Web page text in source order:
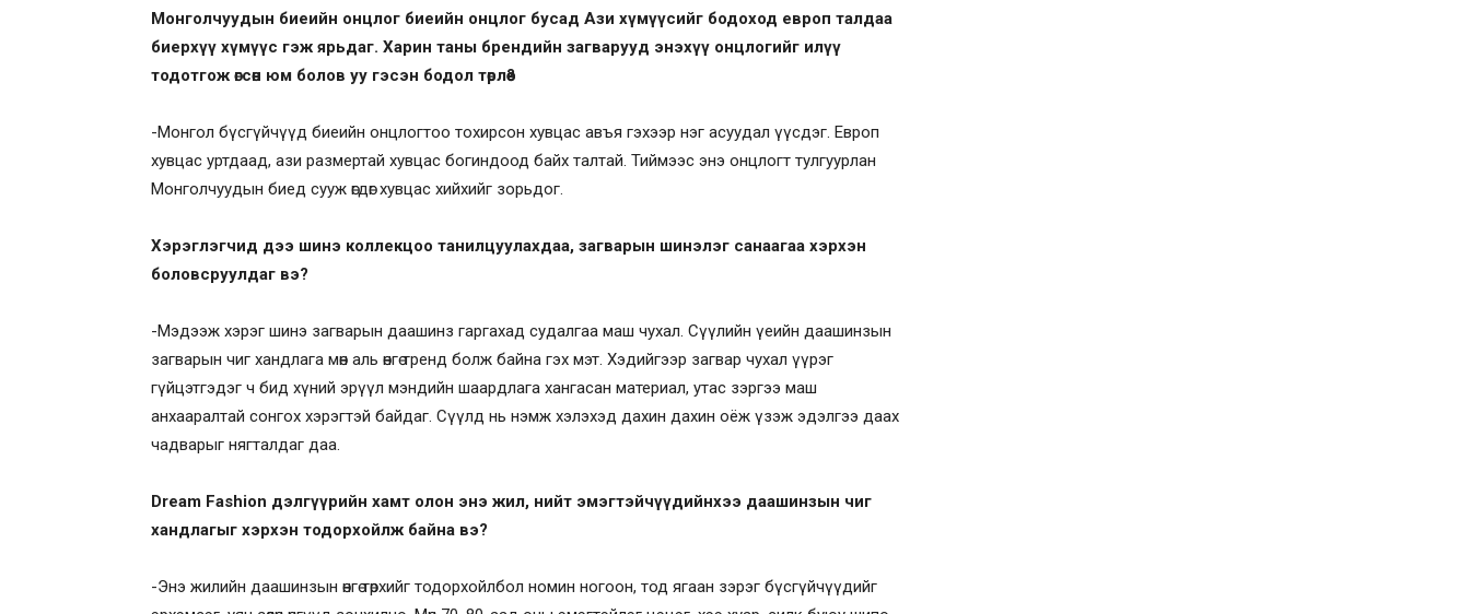
Монголчуудын биеийн онцлог биеийн онцлог бусад Ази хүмүүсийг бодоход европ талдаа
биерхүү хүмүүс гэж ярьдаг. Харин таны брендийн загварууд энэхүү онцлогийг илүү
тодотгож өгсөн юм болов уу гэсэн бодол төрлөө?
-Монгол бүсгүйчүүд биеийн онцлогтоо тохирсон хувцас авъя гэхээр нэг асуудал үүсдэг. Европ
хувцас уртдаад, ази размертай хувцас богиндоод байх талтай. Тиймээс энэ онцлогт тулгуурлан
Монголчуудын биед сууж өгдөг хувцас хийхийг зорьдог.
Хэрэглэгчид дээ шинэ коллекцоо танилцуулахдаа, загварын шинэлэг санаагаа хэрхэн
боловсруулдаг вэ?
-Мэдээж хэрэг шинэ загварын даашинз гаргахад судалгаа маш чухал. Сүүлийн үеийн даашинзын
загварын чиг хандлага мөн аль өнгө тренд болж байна гэх мэт. Хэдийгээр загвар чухал үүрэг
гүйцэтгэдэг ч бид хүний эрүүл мэндийн шаардлага хангасан материал, утас зэргээ маш
анхааралтай сонгох хэрэгтэй байдаг. Сүүлд нь нэмж хэлэхэд дахин дахин оёж үзэж эдэлгээ даах
чадварыг нягталдаг даа.
Dream Fashion дэлгүүрийн хамт олон энэ жил, нийт эмэгтэйчүүдийнхээ даашинзын чиг
хандлагыг хэрхэн тодорхойлж байна вэ?
-Энэ жилийн даашинзын өнгө төрхийг тодорхойлбол номин ногоон, тод ягаан зэрэг бүсгүйчүүдийг